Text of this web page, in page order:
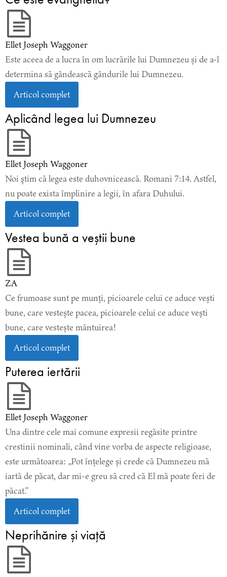
Ellet Joseph Waggoner
Este aceea de a lucra în om lucrările lui Dumnezeu și de a-l
determina să gândească gândurile lui Dumnezeu.
Articol complet
Aplicând legea lui Dumnezeu
Ellet Joseph Waggoner
Noi ştim că legea este duhovnicească. Romani 7:14. Astfel,
nu poate exista împlinire a legii, în afara Duhului.
Articol complet
Vestea bună a veștii bune
ZA
Ce frumoase sunt pe munți, picioarele celui ce aduce vești
bune, care vestește pacea, picioarele celui ce aduce vești
bune, care vestește mântuirea!
Articol complet
Puterea iertării
Ellet Joseph Waggoner
Una dintre cele mai comune expresii regăsite printre
crestinii nominali, când vine vorba de aspecte religioase,
este următoarea: „Pot înțelege și crede că Dumnezeu mă
iartă de păcat, dar mi-e greu să cred că El mă poate feri de
păcat.”
Articol complet
Neprihănire și viață